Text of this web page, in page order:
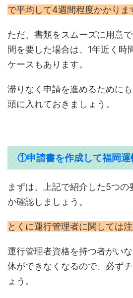
で平均して4週間程度かかりま
ただ、書類をスムーズに用意
間を要した場合は、1年近く時
ケースもあります。
滞りなく申請を進めるために
頭に入れておきましょう。
①申請書を作成して福岡運
まずは、上記で紹介した5つの
か確認しましょう。
とくに運行管理者に関しては注
運行管理者資格を持つ者がい
体ができなくなるので、必ず
ょう。